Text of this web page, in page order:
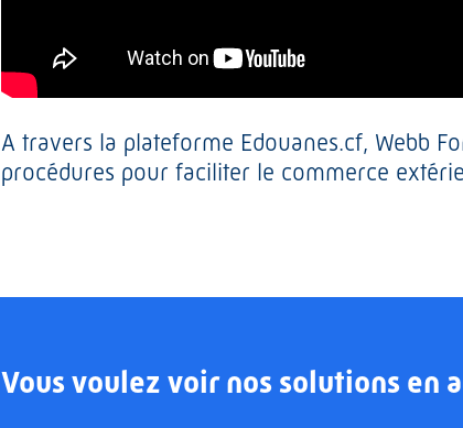
A travers la plateforme Edouanes.cf, Webb
procédures pour faciliter le commerce
Vous voulez voir nos solutions en